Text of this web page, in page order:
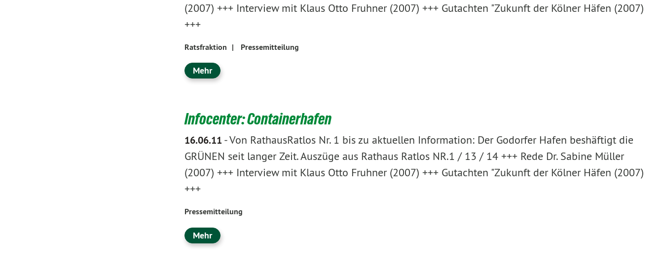
(2007) +++ Interview mit Klaus Otto Fruhner (2007) +++ Gutachten "Zukunft der Kölner Häfen (2007)
+++
Ratsfraktion | Pressemitteilung
Mehr
Infocenter: Containerhafen
16.06.11 -Von RathausRatlos Nr. 1 bis zu aktuellen Information: Der Godorfer Hafen beshäftigt die
GRÜNEN seit langer Zeit. Auszüge aus Rathaus Ratlos NR.1 / 13 / 14 +++ Rede Dr. Sabine Müller
(2007) +++ Interview mit Klaus Otto Fruhner (2007) +++ Gutachten "Zukunft der Kölner Häfen (2007)
+++
Pressemitteilung
Mehr